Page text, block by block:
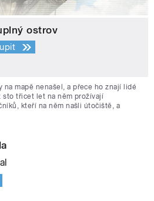
ostrov
na mapě nenašel, a přece ho znají lidé
sto třicet let na něm prožívají
kteří na něm našli útočiště, a